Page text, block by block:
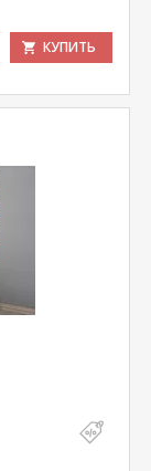
КУПИТЬ